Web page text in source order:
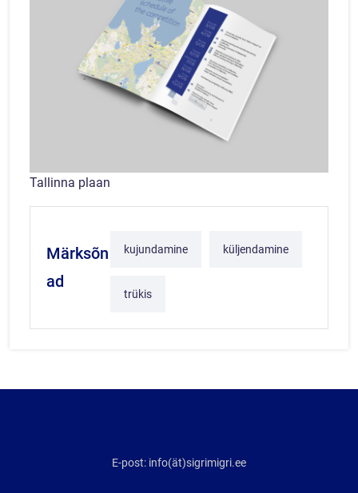
Tallinna plaan
Märksõn
ad
kujundamine küljendamine
trükis
E-post: info(ät)sigrimigri.ee